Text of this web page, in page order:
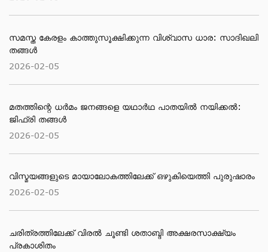
സമസ്ത കേരളം കാത്തുസൂക്ഷിക്കുന്ന വിശ്വാസ ധാര: സാദിഖലി
തങ്ങൾ
2026-02-05
മതത്തിന്റെ ധര്‍മം ജനങ്ങളെ യഥാര്‍ഥ പാതയില്‍ നയിക്കല്‍:
ജിഫ്‌രി തങ്ങള്‍
2026-02-05
വിസ്മയങ്ങളുടെ മായാലോകത്തിലേക്ക് ഒഴുകിയെത്തി പുരുഷാരം
2026-02-05
ചരിത്രത്തിലേക്ക് വിരൽ ചൂണ്ടി ശതാബ്ദി അക്ഷരസാക്ഷ്യം
പ്രകാശിതം